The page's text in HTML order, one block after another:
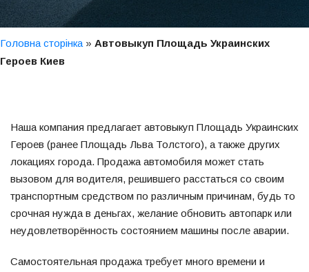
Головна сторінка » Автовыкуп Площадь Украинских
Героев Киев
Наша компания предлагает автовыкуп Площадь Украинских
Героев (ранее Площадь Льва Толстого), а также других
локациях города. Продажа автомобиля может стать
вызовом для водителя, решившего расстаться со своим
транспортным средством по различным причинам, будь то
срочная нужда в деньгах, желание обновить автопарк или
неудовлетворённость состоянием машины после аварии.
Самостоятельная продажа требует много времени и